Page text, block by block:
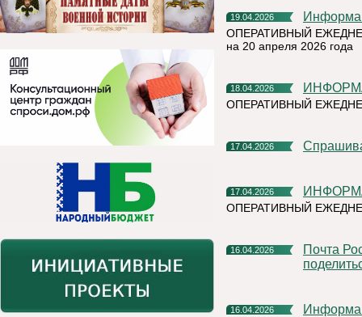
19.04.2026
ОПЕРАТИВНЫЙ
на 20 апреля 2026 года
18.04.2026
ОПЕРАТИВНЫЙ
17.04.2026
17.04.2026
ОПЕРАТИВНЫЙ
16.04.2026
Почта России поможет участникам Библионочи в Сыктывкаре
16.04.2026